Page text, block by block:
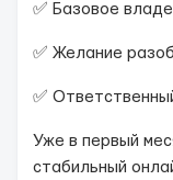
✅ Базовое
✅ Желание
✅
Уже в первый
стабильный